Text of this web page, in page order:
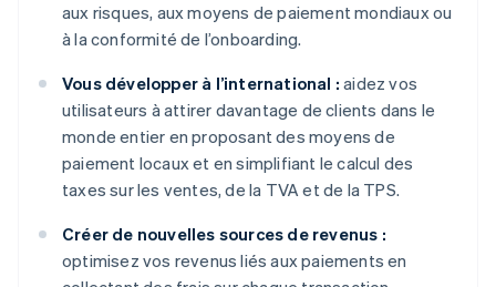
aux risques, aux moyens de paiement mondiaux ou
à la conformité de l’onboarding.
Vous développer à l’international : aidez vos
utilisateurs à attirer davantage de clients dans le
monde entier en proposant des moyens de
paiement locaux et en simplifiant le calcul des
taxes sur les ventes, de la TVA et de la TPS.
Créer de nouvelles sources de revenus :
optimisez vos revenus liés aux paiements en